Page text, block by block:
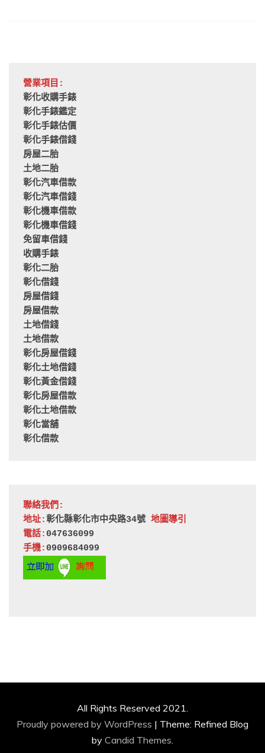
營業項目:
彰化收購手錶
彰化手錶鑑定
彰化手錶估價
彰化手錶借錢
房屋二胎
土地二胎
彰化汽車借款
彰化汽車借錢
彰化機車借款
彰化機車借錢
免留車借錢
收購手錶
彰化二胎
彰化借錢
房屋借錢
房屋借款
土地借錢
土地借款
彰化房屋借錢
彰化土地借錢
彰化黃金借錢
彰化房屋借款
彰化土地借款
彰化當舖
彰化借款
聯絡我們:
地址:彰化縣彰化市中央路34號 地圖導引
電話: 047636099
手機: 0909684099
All Rights Reserved 2021.
Proudly powered by WordPress | Theme: Refined Blog
by Candid Themes